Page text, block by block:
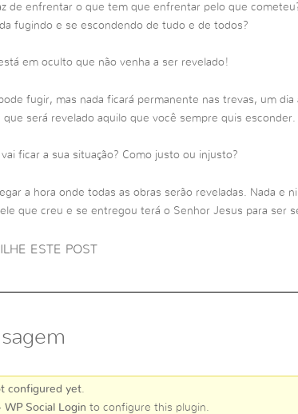
de enfrentar o que tem que enfrentar pelo que
fugindo e se escondendo de tudo e de todos?
em oculto que não venha a ser revelado!
fugir, mas nada ficará permanente nas trevas, um dia
que será revelado aquilo que você sempre quis esconder.
vai ficar a sua situação? Como justo ou injusto?
a hora onde todas as obras serão reveladas. Nada e
que creu e se entregou terá o Senhor Jesus para ser
ESTE POST
configured yet.
WP Social Login to configure this plugin.